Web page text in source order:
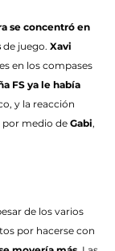
se concentró en
de juego. Xavi
en los compases
FS ya le había
y la reacción
por medio de Gabi,
de los varios
por hacerse con